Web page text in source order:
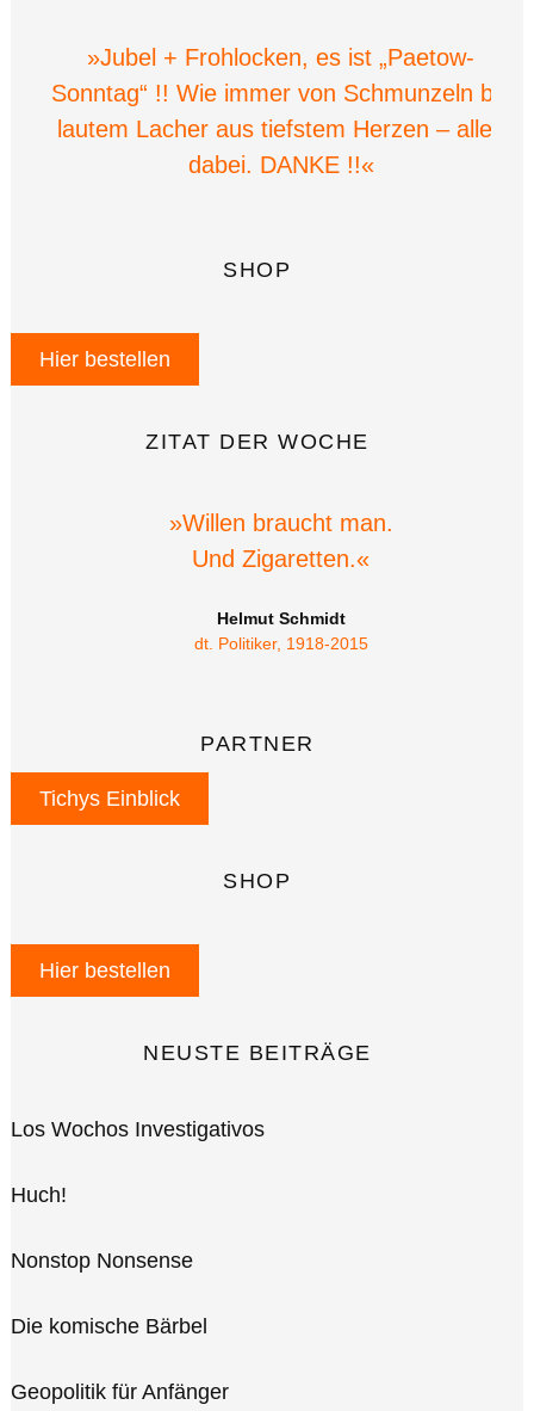
»Jubel + Frohlocken, es ist „Paetow-
Sonntag“ !! Wie immer von Schmunzeln bis
lautem Lacher aus tiefstem Herzen – alles
dabei. DANKE !!«
SHOP
Hier bestellen
ZITAT DER WOCHE
»Willen braucht man.
Und Zigaretten.«
Helmut Schmidt
dt. Politiker, 1918-2015
PARTNER
Tichys Einblick
SHOP
Hier bestellen
NEUSTE BEITRÄGE
Los Wochos Investigativos
Huch!
Nonstop Nonsense
Die komische Bärbel
Geopolitik für Anfänger